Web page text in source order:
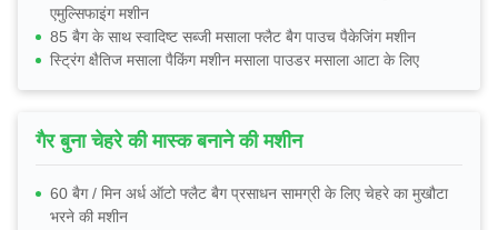
एमुल्सिफाइंग मशीन
85 बैग के साथ स्वादिष्ट सब्जी मसाला फ्लैट बैग पाउच पैकेजिंग मशीन
स्ट्रिंग क्षैतिज मसाला पैकिंग मशीन मसाला पाउडर मसाला आटा के लिए
गैर बुना चेहरे की मास्क बनाने की मशीन
60 बैग / मिन अर्ध ऑटो फ्लैट बैग प्रसाधन सामग्री के लिए चेहरे का मुखौटा
भरने की मशीन